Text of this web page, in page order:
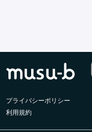
プライバシーポリシー
利用規約